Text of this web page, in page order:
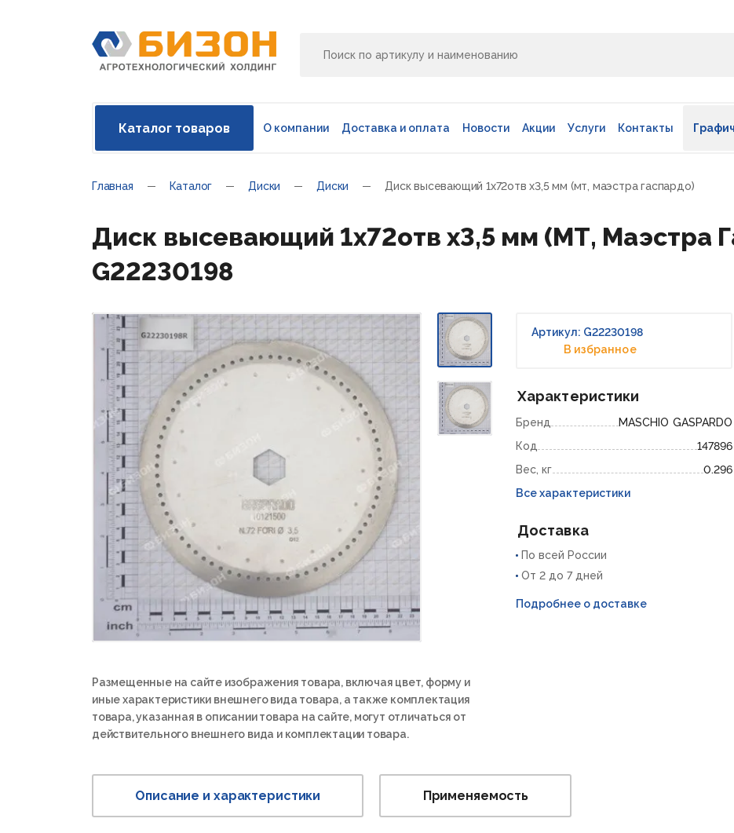
Каталог товаров О компании Доставка и оплата Новости Акции Услуги Контакты
Главная Каталог Диски Диски Диск высевающий 1х72отв х3,5 мм (мт, маэстра гаспардо)
Диск высевающий 1х72отв х3,5 мм (МТ, Маэстра
G22230198
Размещенные на сайте изображения товара, включая цвет, форму и
иные характеристики внешнего вида товара, а также комплектация
товара, указанная в описании товара на сайте, могут отличаться от
действительного внешнего вида и комплектации товара.
Артикул: G22230198
В избранное
Характеристики
Бренд
MASCHIO GASPARDO
Код
147896
Вес, кг
0.296
Все характеристики
Доставка
По всей России
От 2 до 7 дней
Подробнее о доставке
Описание и характеристики Применяемость